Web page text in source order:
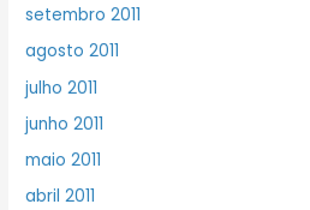
setembro 2011
agosto 2011
julho 2011
junho 2011
maio 2011
abril 2011